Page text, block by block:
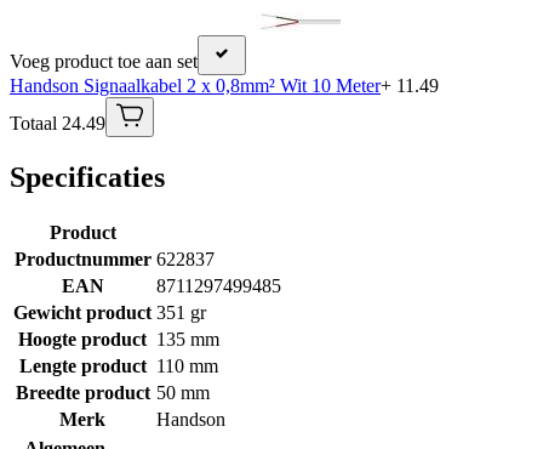
Voeg product toe aan set
Handson Signaalkabel 2 x 0,8mm² Wit 10 Meter+ 11.49
Totaal 24.49
Specificaties
Product
Productnummer 622837
EAN
8711297499485
Gewicht product 351 gr
Hoogte product 135 mm
Lengte product 110 mm
Breedte product 50 mm
Merk
Handson